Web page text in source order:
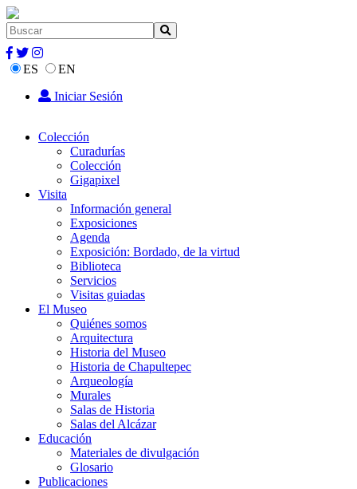
ES
EN
Iniciar Sesión
Colección
Curadurías
Colección
Gigapixel
Visita
Información general
Exposiciones
Agenda
Exposición: Bordado, de la virtud
Biblioteca
Servicios
Visitas guiadas
El Museo
Quiénes somos
Arquitectura
Historia del Museo
Historia de Chapultepec
Arqueología
Murales
Salas de Historia
Salas del Alcázar
Educación
Materiales de divulgación
Glosario
Publicaciones